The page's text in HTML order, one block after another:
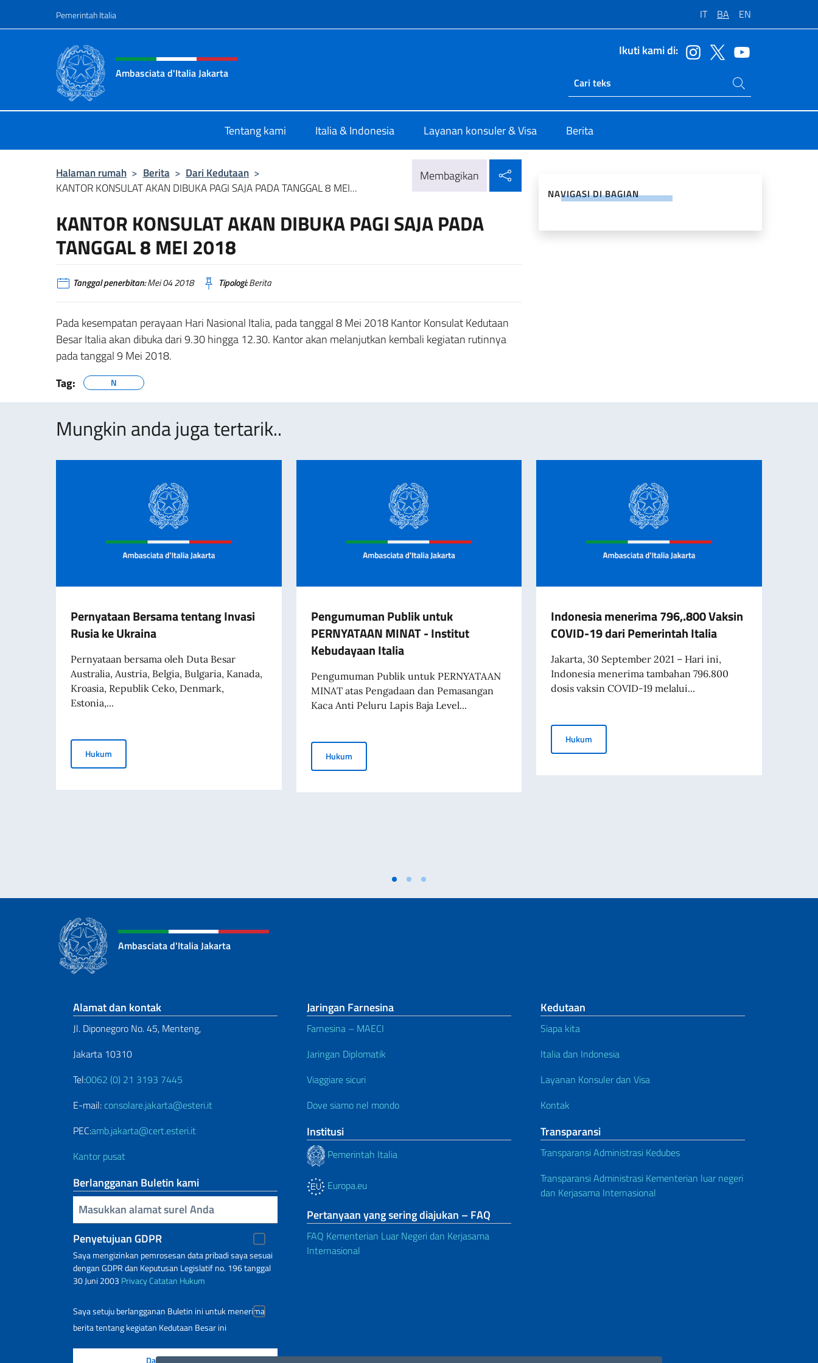
Pemerintah Italia IT BA EN
Situs tajuk, sosial, dan menu
Ambasciata d'Italia Jakarta
Ikuti kami di:
Ricerca sito live
Cari di situs
Tentang kami Italia & Indonesia Layanan konsuler & Visa Berita
Halaman rumah > Berita > Dari Kedutaan >
KANTOR KONSULAT AKAN DIBUKA PAGI SAJA PADA TANGGAL 8 MEI...
Membagikan
KANTOR KONSULAT AKAN DIBUKA PAGI SAJA PADA
TANGGAL 8 MEI 2018
Tanggal penerbitan:Mei 04 2018 Tipologi:Berita
Pada kesempatan perayaan Hari Nasional Italia, pada tanggal 8 Mei 2018 Kantor Konsulat Kedutaan
Besar Italia akan dibuka dari 9.30 hingga 12.30. Kantor akan melanjutkan kembali kegiatan rutinnya
pada tanggal 9 Mei 2018.
Tag:
N
NAVIGASI DI BAGIAN
Mungkin anda juga tertarik..
Pernyataan Bersama tentang Invasi
Rusia ke Ukraina
Pernyataan bersama oleh Duta Besar
Australia, Austria, Belgia, Bulgaria, Kanada,
Kroasia, Republik Ceko, Denmark,
Estonia,...
Hukum
Pengumuman Publik untuk
PERNYATAAN MINAT - Institut
Kebudayaan Italia
Pengumuman Publik untuk PERNYATAAN
MINAT atas Pengadaan dan Pemasangan
Kaca Anti Peluru Lapis Baja Level...
HukumPengumuman Publik untuk PERNYATAAN MINAT - Institut Kebudayaan Italia
Indonesia menerima 796,.800 Vaksin
COVID-19 dari Pemerintah Italia
Jakarta, 30 September 2021 – Hari ini,
Indonesia menerima tambahan 796.800
dosis vaksin COVID-19 melalui...
Hukum
Ambasciata d'Italia Jakarta
Bagian footer
Alamat dan kontak
Jl. Diponegoro No. 45, Menteng,
Jakarta 10310
Tel:0062 (0) 21 3193 7445
E-mail: consolare.jakarta@esteri.it
PEC:amb.jakarta@cert.esteri.it
Kantor pusat
Berlangganan Buletin kami
Inserisci la tua email
Penyetujuan GDPR
Saya mengizinkan pemrosesan data pribadi saya sesuai
dengan GDPR dan Keputusan Legislatif no. 196 tanggal
30 Juni 2003 PrivacyCatatan Hukum
Saya setuju berlangganan Buletin ini untuk menerima
berita tentang kegiatan Kedutaan Besar ini
Jaringan Farnesina
Farnesina – MAECI
Jaringan Diplomatik
Viaggiare sicuri
Dove siamo nel mondo
Institusi
Pemerintah Italia
Europa.eu
Pertanyaan yang sering diajukan – FAQ
FAQ Kementerian Luar Negeri dan Kerjasama
Internasional
Kedutaan
Siapa kita
Italia dan Indonesia
Layanan Konsuler dan Visa
Kontak
Transparansi
Transparansi Administrasi Kedubes
Transparansi Administrasi Kementerian luar negeri
dan Kerjasama Internasional